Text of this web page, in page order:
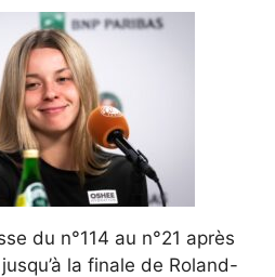
du n°114 au n°21 après
la finale de Roland-